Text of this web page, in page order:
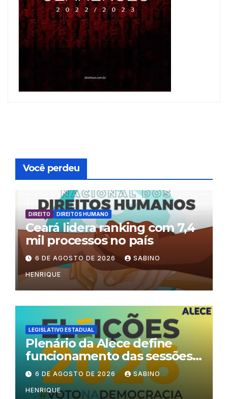
Você perdeu
DIREITO DIREITOS HUMANO
Ceará lidera ranking com 7,4
mil processos no país
6 DE AGOSTO DE 2026 SABINO
HENRIQUE
LEGISLATIVO ESTADUAL
Plenário da Alece define
funcionamento das sessões
durante o período eleitoral
6 DE AGOSTO DE 2026 SABINO
HENRIQUE